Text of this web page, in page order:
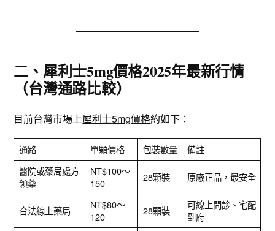
二、犀利士5mg價格2025年最新行情
（台灣通路比較）
目前台灣市場上犀利士5mg價格約如下：
通路 單顆價格 包裝數量
備註
醫院或藥局處方
領藥
NT$100～
150
28顆裝 原廠正品，最安全
合法線上藥局
NT$80～
120
28顆裝
可線上問診、宅配
到府